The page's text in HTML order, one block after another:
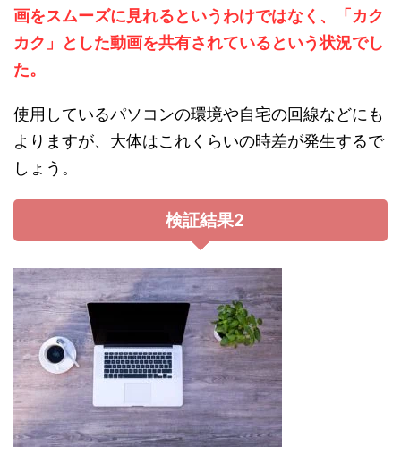
画をスムーズに見れるというわけではなく、「カク
カク」とした動画を共有されているという状況でし
た。
使用しているパソコンの環境や自宅の回線などにも
よりますが、大体はこれくらいの時差が発生するで
しょう。
検証結果2